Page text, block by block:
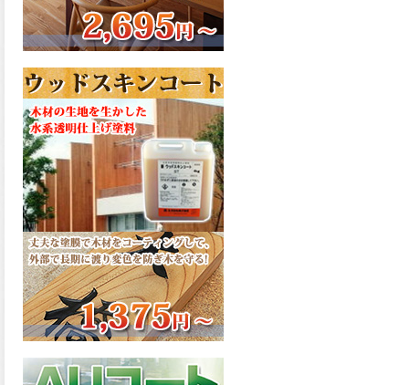
ーで希釈できる、使いやすさ
を追求したウレタン樹脂エナ
メル、弾性ファインウレタン
した。ご購入はこちらから。
2026.03.04
長年ご愛顧いただいている
「ラッカー塗料」に抗ウイル
ス機能を追加しバージョンア
ップ、UAV-78700 クリヤーラ
ッカー・ハイフラットが新し
く販売開始致しました。ご購
入はこちらから。
2026.03.03
木の素材感はそのまま活か
し、汚れや日焼け・黄ばみを
防ぐことができる、白木肌2が
新しく販売開始致しました。
2026.03.03